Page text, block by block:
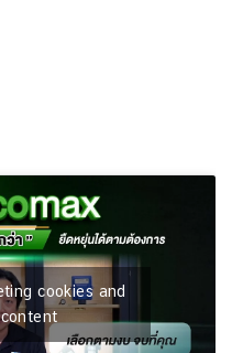
cookies and